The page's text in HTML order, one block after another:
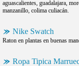
aguascalientes, guadalajara,
manzanillo, colima culiacán.
Nike Swatch
Raton en plantas en buenas
Ropa Tipica